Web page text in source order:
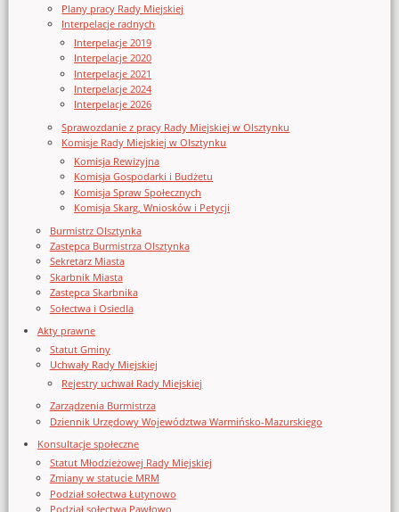
Plany pracy Rady Miejskiej
Interpelacje radnych
Interpelacje 2019
Interpelacje 2020
Interpelacje 2021
Interpelacje 2024
Interpelacje 2026
Sprawozdanie z pracy Rady Miejskiej w Olsztynku
Komisje Rady Miejskiej w Olsztynku
Komisja Rewizyjna
Komisja Gospodarki i Budżetu
Komisja Spraw Społecznych
Komisja Skarg, Wniosków i Petycji
Burmistrz Olsztynka
Zastępca Burmistrza Olsztynka
Sekretarz Miasta
Skarbnik Miasta
Zastępca Skarbnika
Sołectwa i Osiedla
Akty prawne
Statut Gminy
Uchwały Rady Miejskiej
Rejestry uchwał Rady Miejskiej
Zarządzenia Burmistrza
Dziennik Urzędowy Województwa Warmińsko-Mazurskiego
Konsultacje społeczne
Statut Młodzieżowej Rady Miejskiej
Zmiany w statucie MRM
Podział sołectwa Łutynowo
Podział sołectwa Pawłowo